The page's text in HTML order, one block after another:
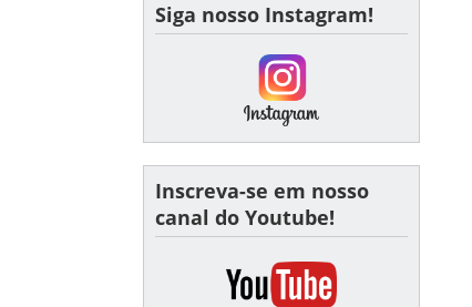
Siga nosso Instagram!
Inscreva-se em nosso
canal do Youtube!